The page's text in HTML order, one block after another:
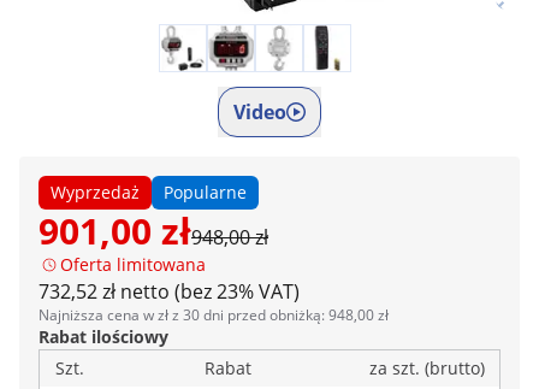
Video
Wyprzedaż Popularne
901,00 zł948,00 zł
Oferta limitowana
732,52 zł netto (bez 23% VAT)
Najniższa cena w zł z 30 dni przed obniżką: 948,00 zł
Rabat ilościowy
Szt.
Rabat
za szt. (brutto)